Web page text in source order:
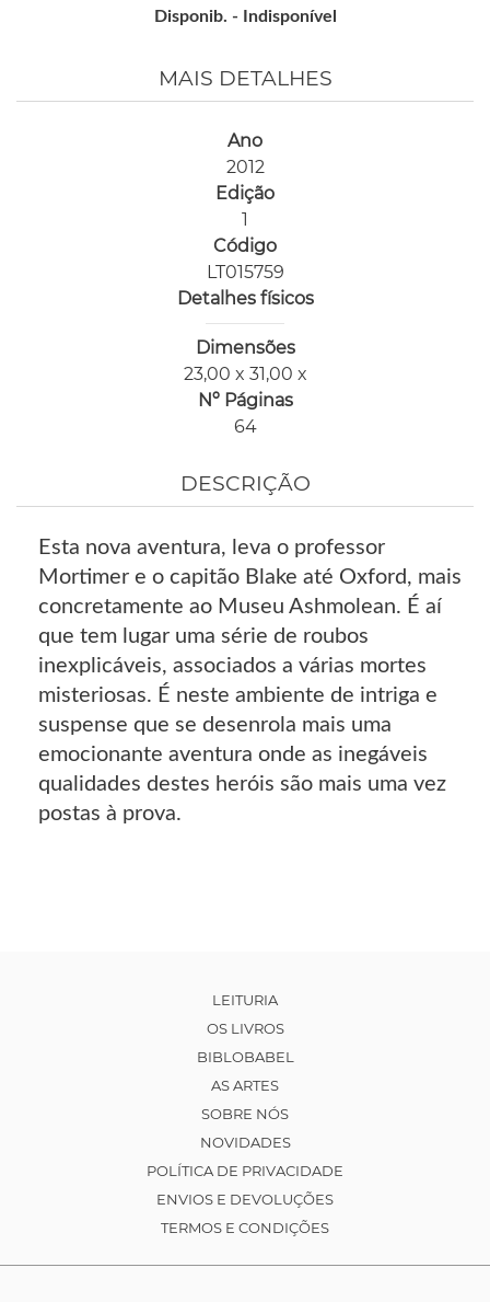
Disponib. -
Indisponível
MAIS DETALHES
Ano
2012
Edição
1
Código
LT015759
Detalhes físicos
Dimensões
23,00 x 31,00 x
Nº Páginas
64
DESCRIÇÃO
Esta nova aventura, leva o professor
Mortimer e o capitão Blake até Oxford, mais
concretamente ao Museu Ashmolean. É aí
que tem lugar uma série de roubos
inexplicáveis, associados a várias mortes
misteriosas. É neste ambiente de intriga e
suspense que se desenrola mais uma
emocionante aventura onde as inegáveis
qualidades destes heróis são mais uma vez
postas à prova.
LEITURIA
OS LIVROS
BIBLOBABEL
AS ARTES
SOBRE NÓS
NOVIDADES
POLÍTICA DE PRIVACIDADE
ENVIOS E DEVOLUÇÕES
TERMOS E CONDIÇÕES